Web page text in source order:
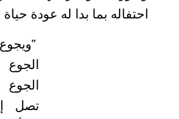
احتفاله بما بدا له عودة
تصل